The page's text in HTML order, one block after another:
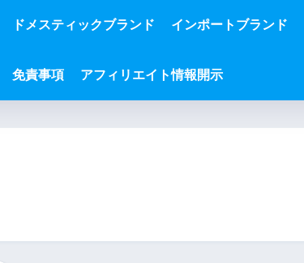
ドメスティックブランド インポートブランド
免責事項 アフィリエイト情報開示